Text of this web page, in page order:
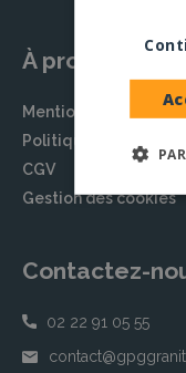
À propos
Mentions légales
Politique de
CGV
Gestion des cookies
Contactez-
02 22 91 05 55